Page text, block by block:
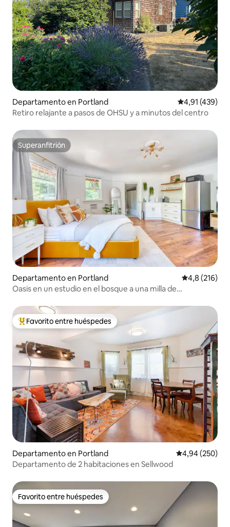
Departamento en Portland Calificación
4,91 (439)
Retiro relajante a pasos de OHSU y a minutos del centro
Superanfitrión
Superanfitrión
Departamento en Portland Calificación
4,8 (216)
Oasis en un estudio en el bosque a una milla de
Favorito entre los huéspedes más destacados
Favorito entre huéspedes
Departamento en Portland Calificación
4,94 (250)
Departamento de 2 habitaciones en Sellwood
Favorito entre huéspedes
Favorito entre huéspedes